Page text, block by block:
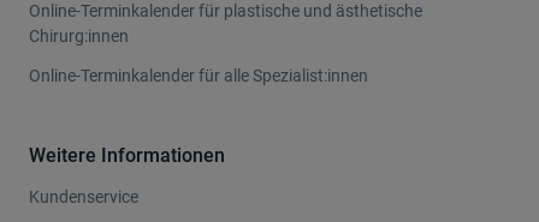
Online-Terminkalender für Therapeut:innen
Chirurg:innen
Weitere Informationen